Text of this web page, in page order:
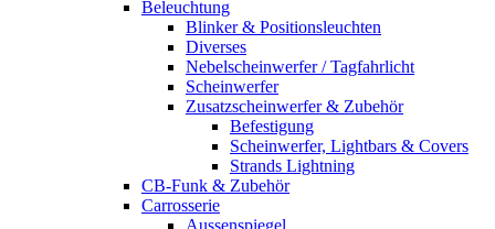
Beleuchtung
Blinker & Positionsleuchten
Diverses
Nebelscheinwerfer / Tagfahrlicht
Scheinwerfer
Zusatzscheinwerfer & Zubehör
Befestigung
Scheinwerfer, Lightbars & Covers
Strands Lightning
CB-Funk & Zubehör
Carrosserie
Aussenspiegel